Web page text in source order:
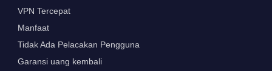
VPN Tercepat
Manfaat
Tidak Ada Pelacakan Pengguna
Garansi uang kembali